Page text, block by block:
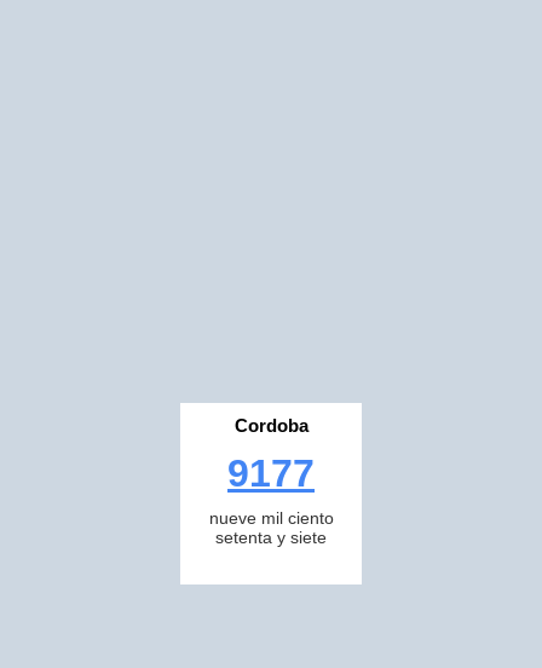
Cordoba
9177
nueve mil ciento
setenta y siete